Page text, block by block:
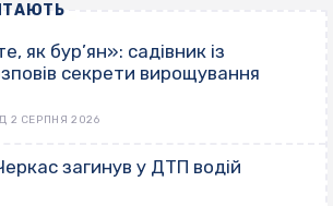
як бур’ян»: садівник із
секрети вирощування
2 СЕРПНЯ 2026
загинув у ДТП водій